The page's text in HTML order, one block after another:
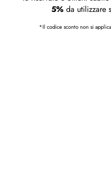
5%da utilizzare
*Il codice sconto non si